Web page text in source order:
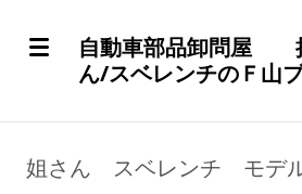
自動車部品卸問屋
ん/スベレンチのＦ山
姐さん スベレンチ モデ